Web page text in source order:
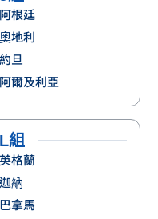
阿根廷
奧地利
約旦
阿爾及利亞
L組
英格蘭
迦納
巴拿馬